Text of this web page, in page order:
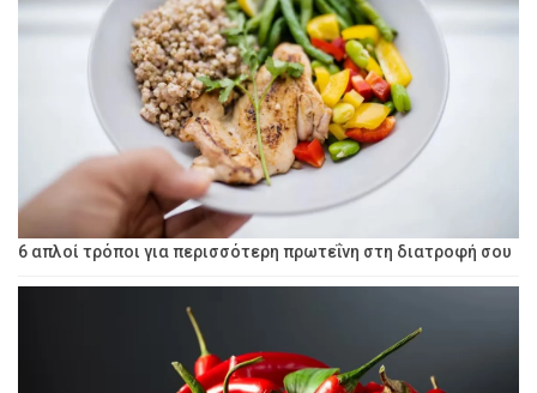
6 απλοί τρόποι για περισσότερη πρωτεΐνη στη διατροφή σου